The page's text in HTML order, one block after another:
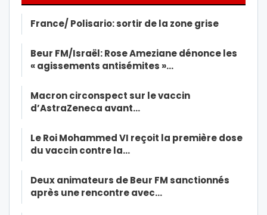
France/ Polisario: sortir de la zone grise
Beur FM/Israël: Rose Ameziane dénonce les
« agissements antisémites »…
Macron circonspect sur le vaccin
d’AstraZeneca avant…
Le Roi Mohammed VI reçoit la première dose
du vaccin contre la…
Deux animateurs de Beur FM sanctionnés
après une rencontre avec…